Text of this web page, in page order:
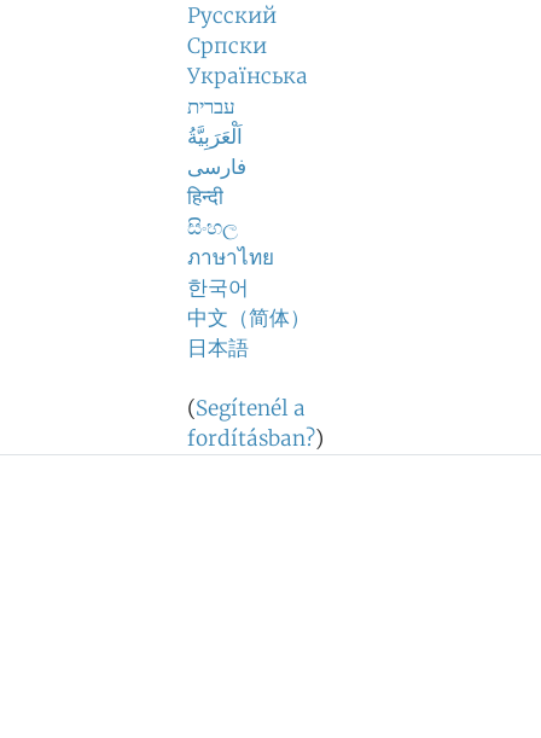
Русский
Српски
Українська
עברית
اَلْعَرَبِيَّةُ
فارسی
हिन्दी
සිංහල
ภาษาไทย
한국어
中文（简体）
日本語
(Segítenél a
fordításban?)